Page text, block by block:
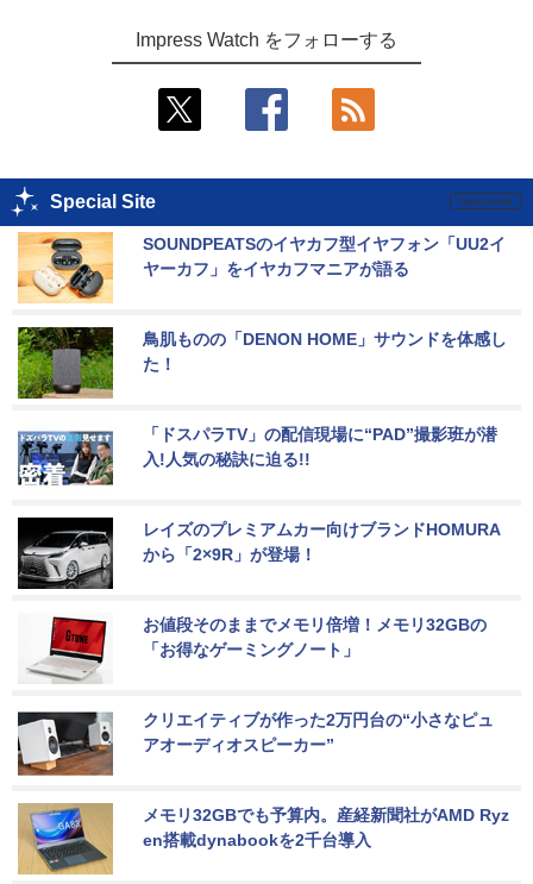
Impress Watch をフォローする
Special Site
SOUNDPEATSのイヤカフ型イヤフォン「UU2イ
ヤーカフ」をイヤカフマニアが語る
鳥肌ものの「DENON HOME」サウンドを体感し
た！
「ドスパラTV」の配信現場に“PAD”撮影班が潜
入!人気の秘訣に迫る!!
レイズのプレミアムカー向けブランドHOMURA
から「2×9R」が登場！
お値段そのままでメモリ倍増！メモリ32GBの
「お得なゲーミングノート」
クリエイティブが作った2万円台の“小さなピュ
アオーディオスピーカー”
メモリ32GBでも予算内。産経新聞社がAMD Ryz
en搭載dynabookを2千台導入